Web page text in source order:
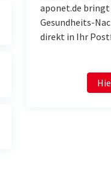
aponet.de
Gesundheits-
direkt in Ihr